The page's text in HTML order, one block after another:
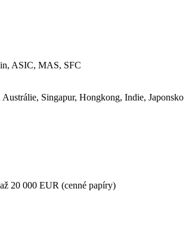
ASIC, MAS, SFC
Singapur, Hongkong, Indie, Japonsko
20 000 EUR (cenné papíry)